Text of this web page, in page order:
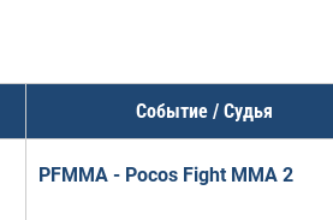
Событие / Судья
PFMMA - Pocos Fight MMA 2